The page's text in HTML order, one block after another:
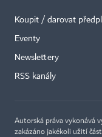
Koupit / darovat
Eventy
Newslettery
RSS kanály
Autorská práva vykonává
zakázáno jakékoli užití